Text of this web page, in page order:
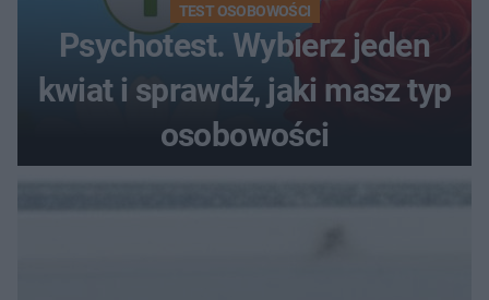
TEST OSOBOWOŚCI
Psychotest. Wybierz jeden
kwiat i sprawdź, jaki masz typ
osobowości